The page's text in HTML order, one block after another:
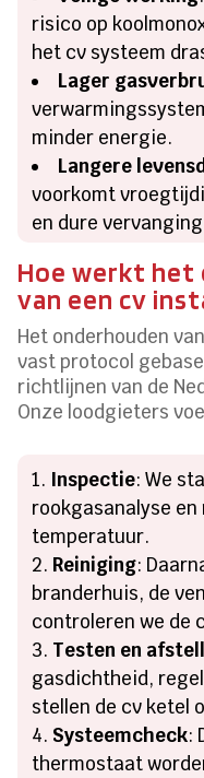
risico op
het cv systeem
Lager
minder energie.
Langere
voorkomt
en dure
Hoe werkt het
van een cv
Het onderhouden
vast protocol
richtlijnen van de
Onze loodgieters
Inspectie: We
rookgasanalyse
temperatuur.
Reiniging:
branderhuis, de
controleren we de
Testen en
gasdichtheid,
stellen de cv ketel
Systeemcheck:
thermostaat